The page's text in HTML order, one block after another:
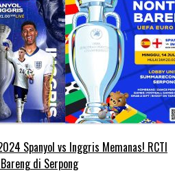
2024 Spanyol vs Inggris Memanas! RCTI
di Serpong